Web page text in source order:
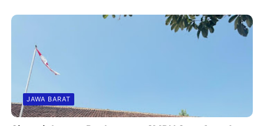
JAWA BARAT